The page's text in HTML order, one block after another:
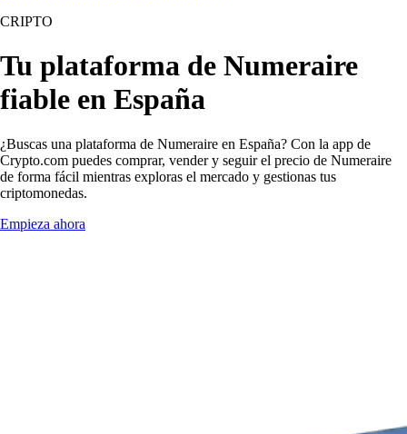
CRIPTO
Tu plataforma de Numeraire
fiable en España
¿Buscas una plataforma de Numeraire en España? Con la app de
Crypto.com puedes comprar, vender y seguir el precio de Numeraire
de forma fácil mientras exploras el mercado y gestionas tus
criptomonedas.
Empieza ahora